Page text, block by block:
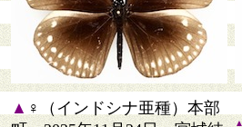
▲ ♀（インドシナ亜種）本部
▲